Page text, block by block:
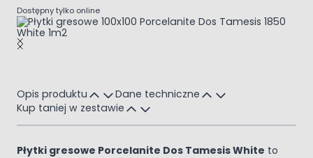
Dostępny tylko online
Main image
Click to view image in fullscreen
Opis produktu
Dane techniczne
Kup taniej w zestawie
Płytki gresowe Porcelanite Dos Tamesis White to